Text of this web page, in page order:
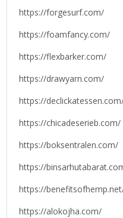
https://forgesurf.com/
https://foamfancy.com/
https://flexbarker.com/
https://drawyarn.com/
https://
https://chicadeserieb.com/
https://boksentralen.com/
https://
https://
https://alokojha.com/